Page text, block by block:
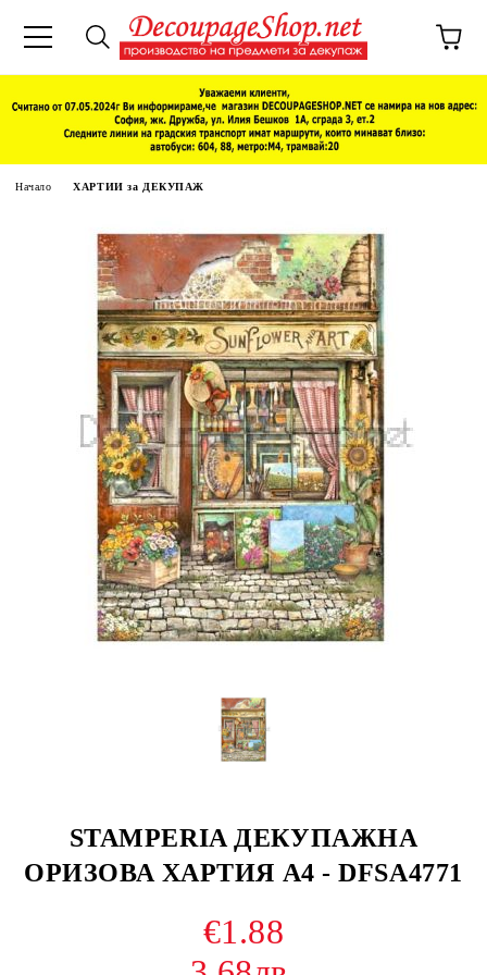
Начало ХАРТИИ за ДЕКУПАЖ
STAMPERIA ДЕКУПАЖНА
ОРИЗОВА ХАРТИЯ А4 - DFSA4771
€1.88